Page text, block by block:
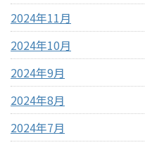
2024年11月
2024年10月
2024年9月
2024年8月
2024年7月